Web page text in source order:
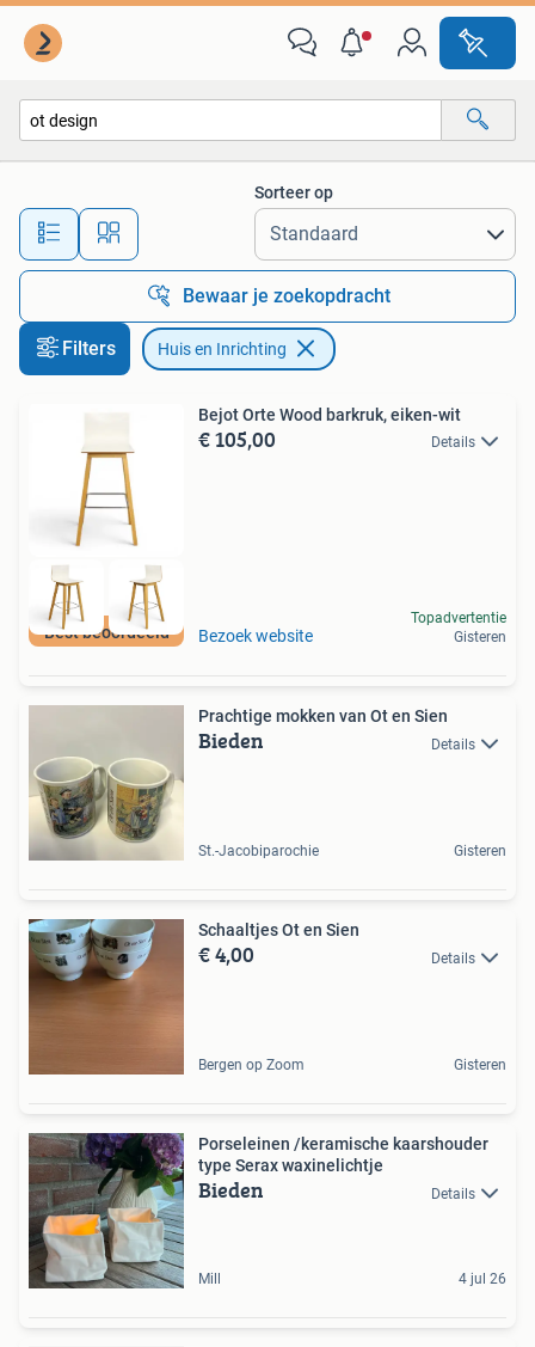
Alle afstanden…
Sorteer op
Bewaar je zoekopdracht
Filters Huis en Inrichting
Best beoordeeld
Bejot Orte Wood barkruk, eiken-wit
€ 105,00 Details
Bezoek website
Topadvertentie
Gisteren
Prachtige mokken van Ot en Sien
Bieden Details
St.-Jacobiparochie Gisteren
Schaaltjes Ot en Sien
€ 4,00 Details
Bergen op Zoom Gisteren
Porseleinen /keramische kaarshouder
type Serax waxinelichtje
Bieden Details
Mill 4 jul 26